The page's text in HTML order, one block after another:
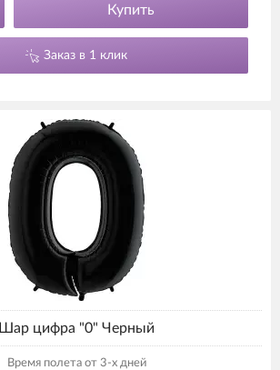
Купить
Заказ в 1 клик
Шар цифра "0" Черный
Время полета от 3-х дней